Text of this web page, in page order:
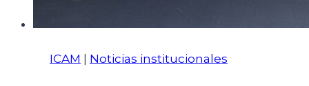
ICAM Noticias institucionales